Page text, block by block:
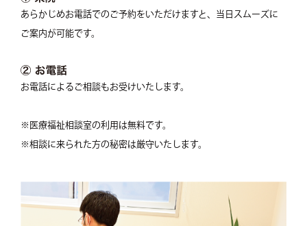
あらかじめお電話でのご予約をいただけますと、当日スムーズに
ご案内が可能です。
お電話によるご相談もお受けいたします。
※医療福祉相談室の利用は無料です。
※相談に来られた方の秘密は厳守いたします。